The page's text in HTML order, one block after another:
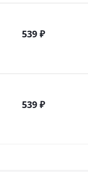
539 ₽
539 ₽